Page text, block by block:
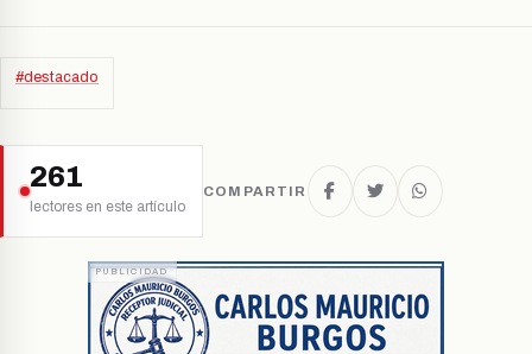
#destacado
261
lectores en este artículo
COMPARTIR